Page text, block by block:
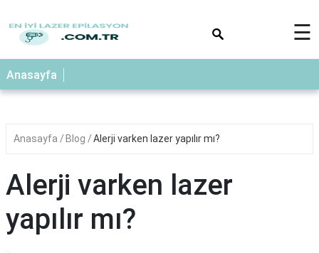
☰
Anasayfa
Anasayfa Blog Alerji varken lazer yapılır mı?
Alerji varken lazer
yapılır mı?